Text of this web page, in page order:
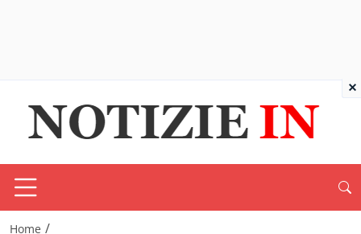
Home /
×